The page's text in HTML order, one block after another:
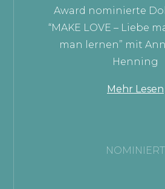
Award nominierte
“MAKE LOVE – Liebe
man lernen” mit
Henning
Mehr Lesen
NOMINIERT